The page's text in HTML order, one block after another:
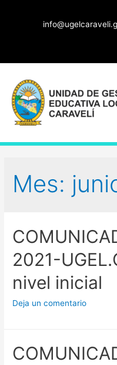
Mes:
2021-
nivel inicial
Deja un comentario